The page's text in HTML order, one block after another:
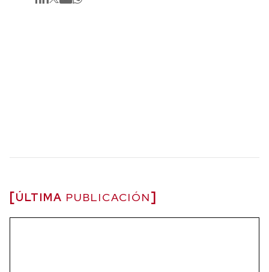
ÚLTIMA PUBLICACIÓN